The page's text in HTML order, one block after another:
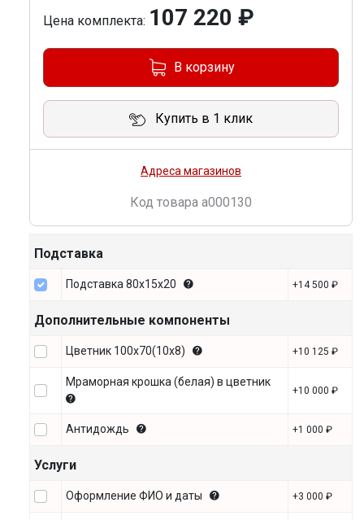
Подставка
Подставка 80х15х20 +14 500 ₽
Дополнительные компоненты
Цветник 100х70(10х8) +10 125 ₽
Мраморная крошка (белая) в цветник
+10 000 ₽
Антидождь +1 000 ₽
Услуги
Оформление ФИО и даты +3 000 ₽
Цена комплекта: 107 220 ₽
В корзину
Купить в 1 клик
Адреса магазинов
Код товара a000130